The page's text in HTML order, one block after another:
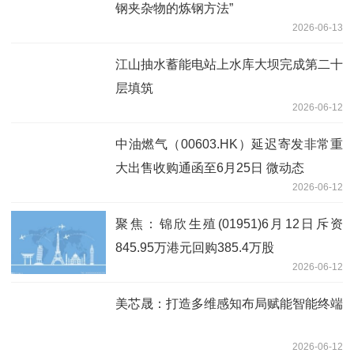
钢夹杂物的炼钢方法”
2026-06-13
江山抽水蓄能电站上水库大坝完成第二十
层填筑
2026-06-12
中油燃气（00603.HK）延迟寄发非常重
大出售收购通函至6月25日 微动态
2026-06-12
聚焦：锦欣生殖(01951)6月12日斥资
845.95万港元回购385.4万股
2026-06-12
美芯晟：打造多维感知布局赋能智能终端
2026-06-12